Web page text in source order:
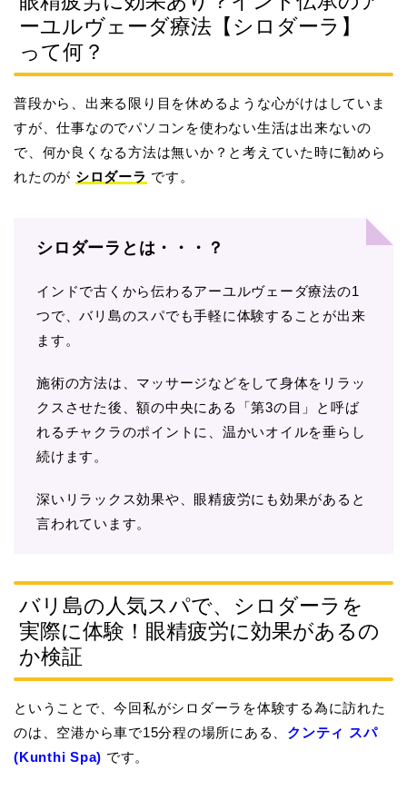
ーユルヴェーダ療法【シロダーラ】
って何？
普段から、出来る限り目を休めるような心がけはしていま
すが、仕事なのでパソコンを使わない生活は出来ないの
で、何か良くなる方法は無いか？と考えていた時に勧めら
れたのが シロダーラ です。
シロダーラとは・・・？
インドで古くから伝わるアーユルヴェーダ療法の1
つで、バリ島のスパでも手軽に体験することが出来
ます。
施術の方法は、マッサージなどをして身体をリラッ
クスさせた後、額の中央にある「第3の目」と呼ば
れるチャクラのポイントに、温かいオイルを垂らし
続けます。
深いリラックス効果や、眼精疲労にも効果があると
言われています。
バリ島の人気スパで、シロダーラを
実際に体験！眼精疲労に効果があるの
か検証
ということで、今回私がシロダーラを体験する為に訪れた
のは、空港から車で15分程の場所にある、 クンティ スパ
(Kunthi Spa) です。